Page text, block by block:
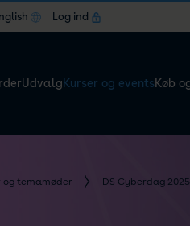
Log ind
Udvalg Kurser og eventsKøb
og temamøder DS Cyberdag 2025